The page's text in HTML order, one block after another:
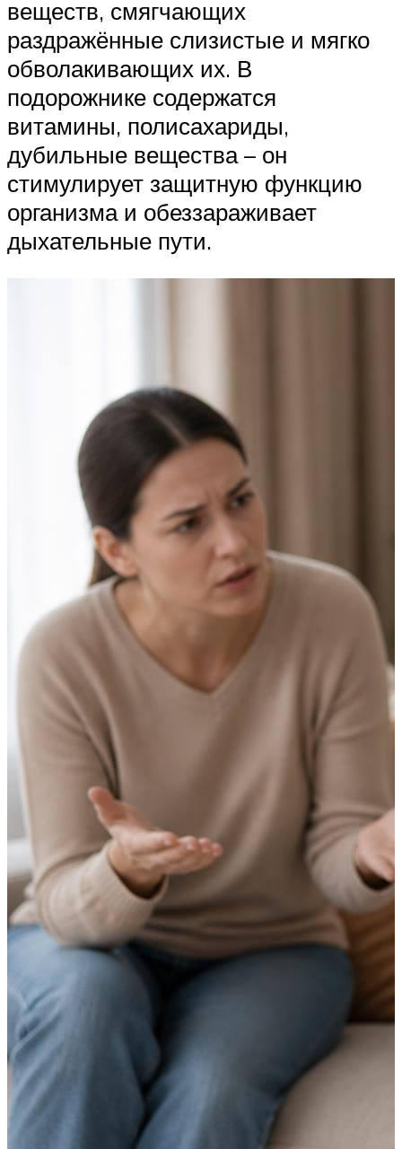
веществ, смягчающих
раздражённые слизистые и мягко
обволакивающих их. В
подорожнике содержатся
витамины, полисахариды,
дубильные вещества – он
стимулирует защитную функцию
организма и обеззараживает
дыхательные пути.